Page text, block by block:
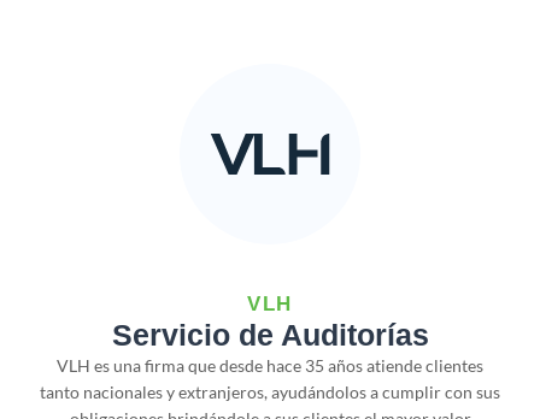
VLH
Servicio de Auditorías
VLH es una firma que desde hace 35 años atiende clientes
tanto nacionales y extranjeros, ayudándolos a cumplir con sus